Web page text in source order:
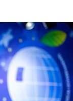
musel
ukázaly, že
značně
kterou
Nowoczesne,
nestraníci či
organizací.